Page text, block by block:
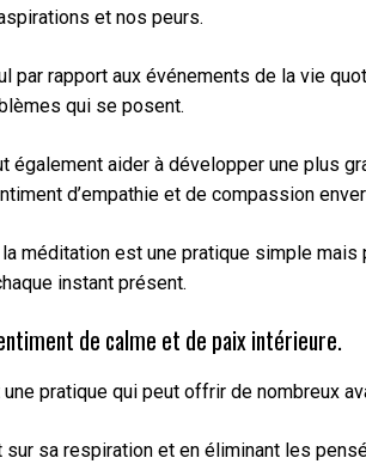
et nos peurs.
par rapport aux événements de la vie
qui se posent.
également aider à développer une plus
d’empathie et de compassion
méditation est une pratique simple
instant présent.
de calme et de paix intérieure.
pratique qui peut offrir de nombreux
sur sa respiration et en éliminant les